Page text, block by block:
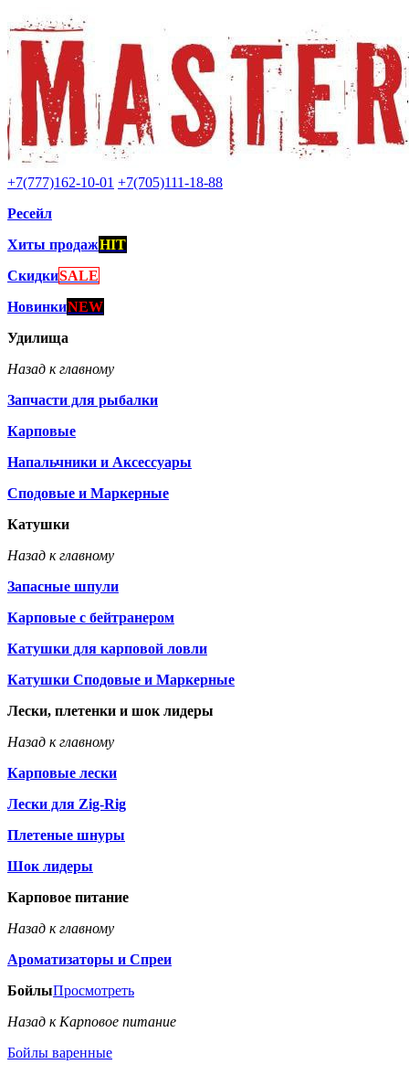
+7(777)162-10-01 +7(705)111-18-88
Ресейл
Хиты продажHIT
СкидкиSALE
НовинкиNEW
Удилища
Назад к главному
Запчасти для рыбалки
Карповые
Напальчники и Аксессуары
Сподовые и Маркерные
Катушки
Назад к главному
Запасные шпули
Карповые с бейтранером
Катушки для карповой ловли
Катушки Сподовые и Маркерные
Лески, плетенки и шок лидеры
Назад к главному
Карповые лески
Лески для Zig-Rig
Плетеные шнуры
Шок лидеры
Карповое питание
Назад к главному
Ароматизаторы и Спреи
БойлыПросмотреть
Назад к Карповое питание
Бойлы варенные